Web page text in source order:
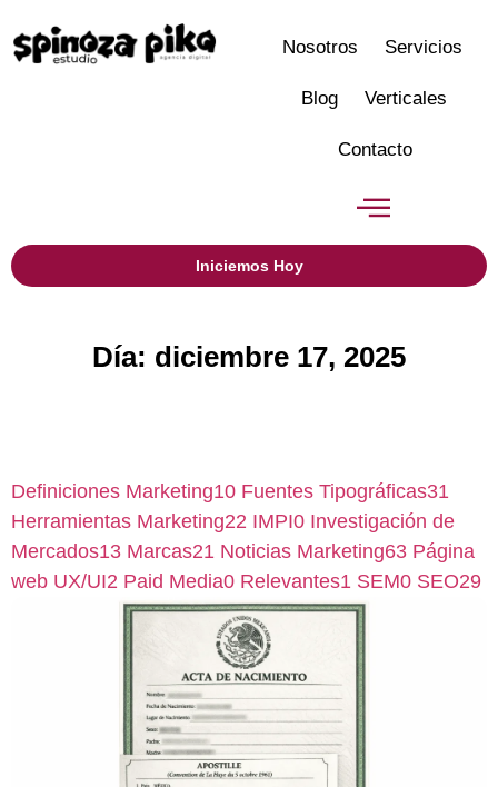
Nosotros Servicios
Blog Verticales
Contacto
Iniciemos Hoy
Día: diciembre 17, 2025
Definiciones Marketing10 Fuentes Tipográficas31
Herramientas Marketing22 IMPI0 Investigación de
Mercados13 Marcas21 Noticias Marketing63 Página
web UX/UI2 Paid Media0 Relevantes1 SEM0 SEO29